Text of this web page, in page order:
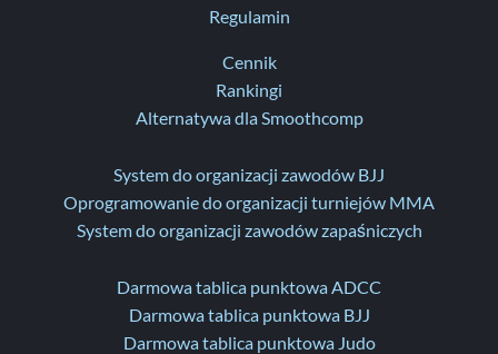
Regulamin
Cennik
Rankingi
Alternatywa dla Smoothcomp
System do organizacji zawodów BJJ
Oprogramowanie do organizacji turniejów MMA
System do organizacji zawodów zapaśniczych
Darmowa tablica punktowa ADCC
Darmowa tablica punktowa BJJ
Darmowa tablica punktowa Judo